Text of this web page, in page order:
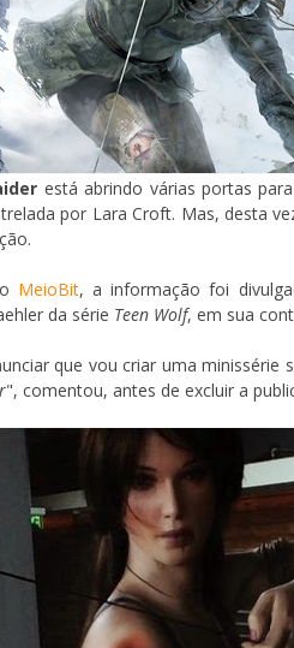
está abrindo várias portas
por Lara Croft. Mas, desta
MeioBit, a informação foi
da série Teen Wolf, em sua
que vou criar uma minissérie
", comentou, antes de excluir a